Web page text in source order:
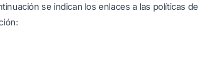
se indican los enlaces a las políticas de